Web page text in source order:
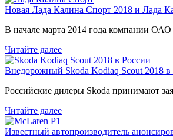
Новая Лада Калина Спорт 2018 и Лада
В начале марта 2014 года компании
Читайте далее
Внедорожный Skoda Kodiaq Scout 2018 в
Российские дилеры Skoda принимают
Читайте далее
Известный автопроизводитель